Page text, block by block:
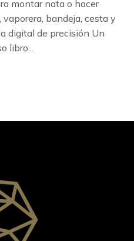
montar nata o hacer
bandeja, cesta y
digital de precisión Un
libro...